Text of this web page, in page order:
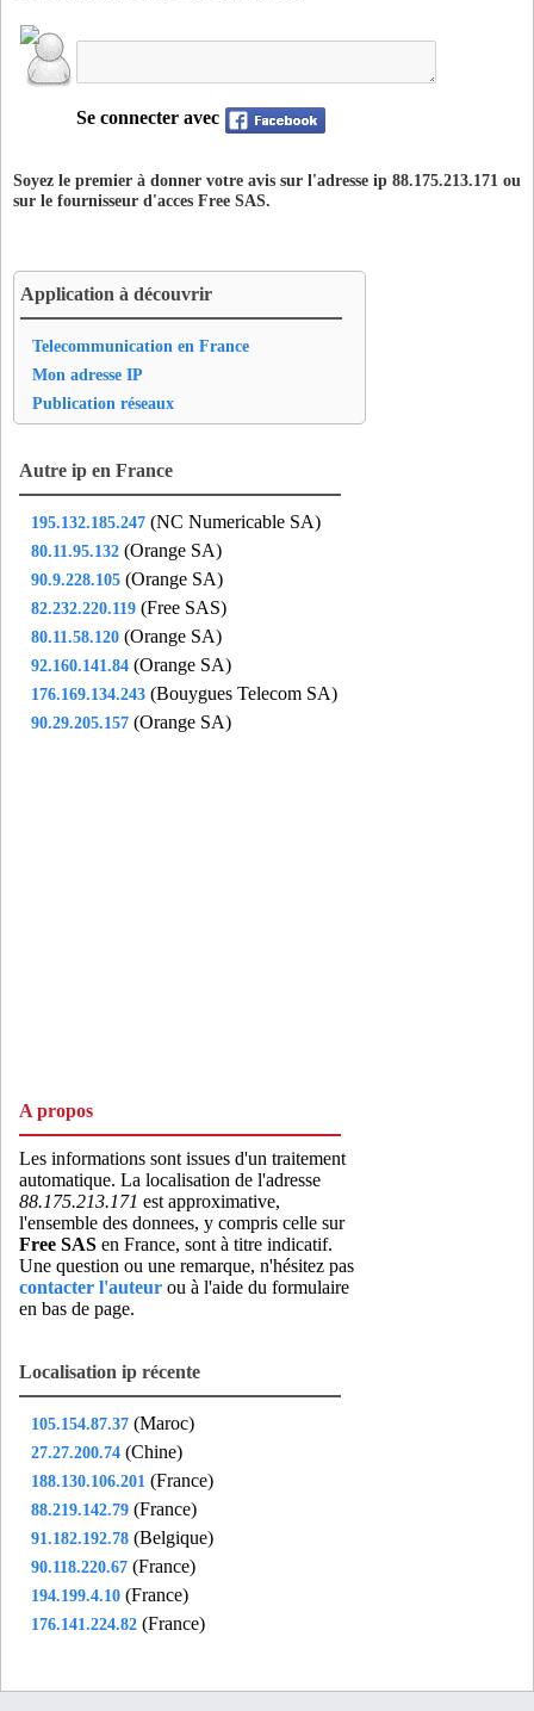
Se connecter avec
Soyez le premier à donner votre avis sur l'adresse ip 88.175.213.171 ou
sur le fournisseur d'acces Free SAS.
Application à découvrir
Telecommunication en France
Mon adresse IP
Publication réseaux
Autre ip en France
195.132.185.247 (NC Numericable SA)
80.11.95.132 (Orange SA)
90.9.228.105 (Orange SA)
82.232.220.119 (Free SAS)
80.11.58.120 (Orange SA)
92.160.141.84 (Orange SA)
176.169.134.243 (Bouygues Telecom SA)
90.29.205.157 (Orange SA)
A propos
Les informations sont issues d'un traitement
automatique. La localisation de l'adresse
88.175.213.171 est approximative,
l'ensemble des donnees, y compris celle sur
Free SAS en France, sont à titre indicatif.
Une question ou une remarque, n'hésitez pas
contacter l'auteur ou à l'aide du formulaire
en bas de page.
Localisation ip récente
105.154.87.37 (Maroc)
27.27.200.74 (Chine)
188.130.106.201 (France)
88.219.142.79 (France)
91.182.192.78 (Belgique)
90.118.220.67 (France)
194.199.4.10 (France)
176.141.224.82 (France)